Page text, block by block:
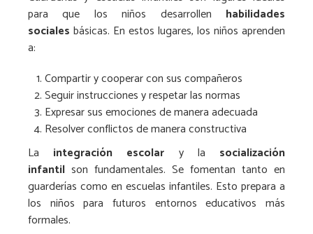
para que los niños desarrollen habilidades
sociales básicas. En estos lugares, los niños aprenden
a:
Compartir y cooperar con sus compañeros
Seguir instrucciones y respetar las normas
Expresar sus emociones de manera adecuada
Resolver conflictos de manera constructiva
La integración escolar y la socialización
infantil son fundamentales. Se fomentan tanto en
guarderías como en escuelas infantiles. Esto prepara a
los niños para futuros entornos educativos más
formales.